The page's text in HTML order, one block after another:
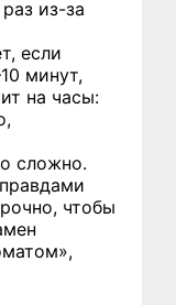
из-за
если
минут,
на часы:
сложно.
чтобы